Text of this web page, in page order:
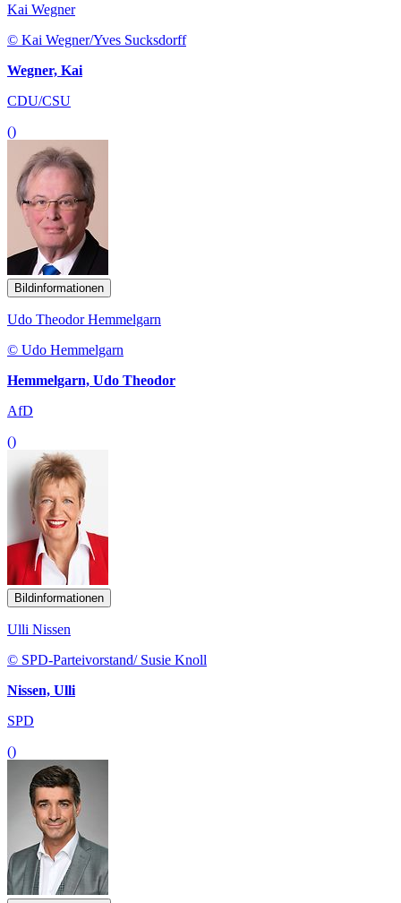
Kai Wegner
© Kai Wegner/Yves Sucksdorff
Wegner, Kai
CDU/CSU
()
Bildinformationen
Udo Theodor Hemmelgarn
© Udo Hemmelgarn
Hemmelgarn, Udo Theodor
AfD
()
Bildinformationen
Ulli Nissen
© SPD-Parteivorstand/ Susie Knoll
Nissen, Ulli
SPD
()